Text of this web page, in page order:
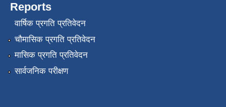
Reports
वार्षिक प्रगति प्रतिवेदन
चौमासिक प्रगति प्रतिवेदन
मासिक प्रगति प्रतिवेदन
सार्वजनिक परीक्षण